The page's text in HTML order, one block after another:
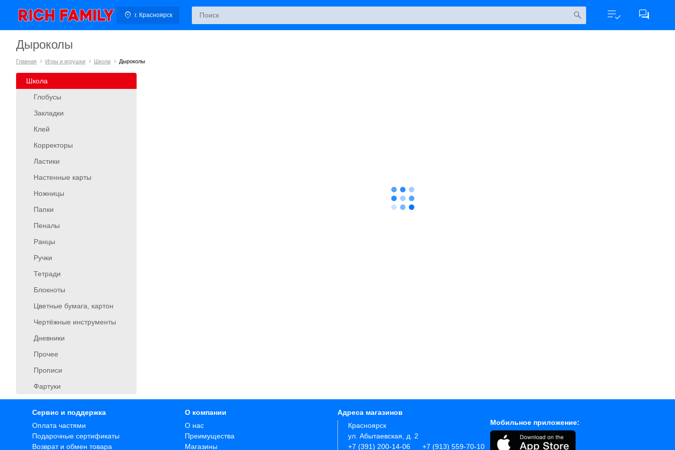
г. Красноярск
Дыроколы
Главная Игры и игрушки Школа Дыроколы
Школа
Глобусы
Закладки
Клей
Корректоры
Ластики
Настенные карты
Ножницы
Папки
Пеналы
Ранцы
Ручки
Тетради
Блокноты
Цветные бумага, картон
Чертёжные инструменты
Дневники
Прочее
Прописи
Фартуки
Сервис и поддержка
Оплата частями
Подарочные сертификаты
Возврат и обмен товара
О компании
О нас
Преимущества
Магазины
Адреса магазинов
Красноярск
ул. Абытаевская, д. 2
+7 (391) 200-14-06
+7 (913) 559-70-10
Мобильное приложение: